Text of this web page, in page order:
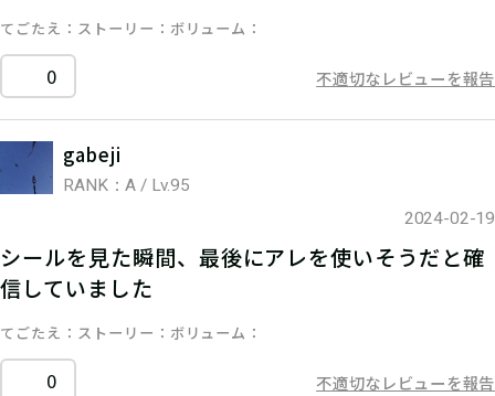
てごたえ ストーリー ボリューム
0 不適切なレビューを報告
gabeji
RANK：A / Lv.95
2024-02-19
シールを見た瞬間、最後にアレを使いそうだと確
信していました
てごたえ ストーリー ボリューム
0 不適切なレビューを報告